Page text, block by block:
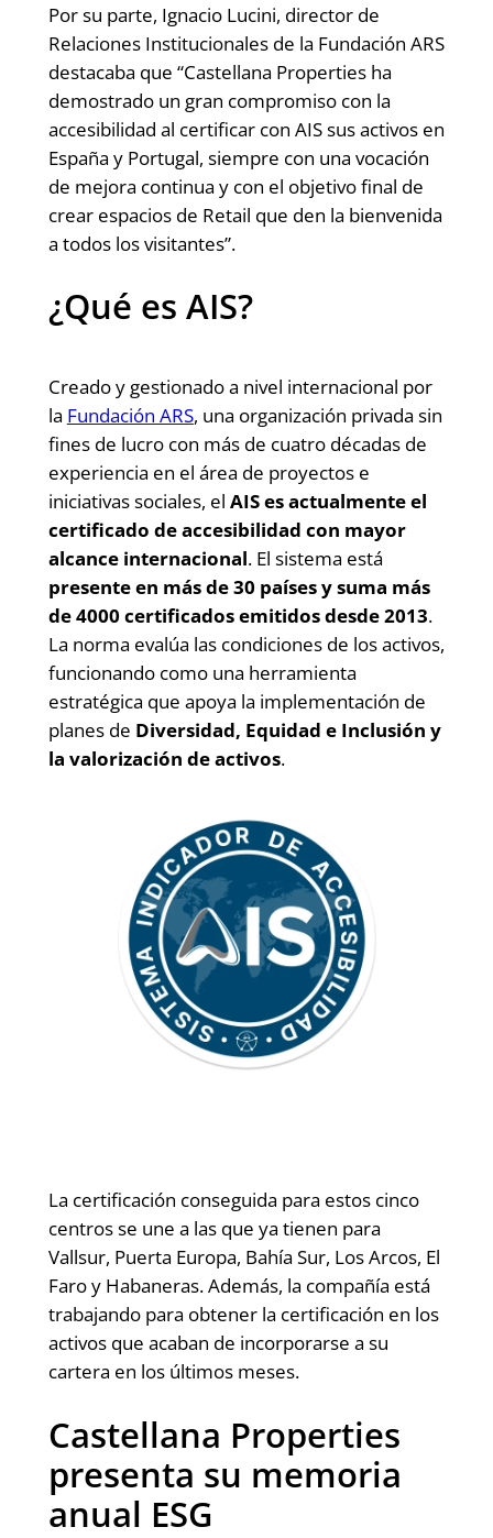
Por su parte, Ignacio Lucini, director de
Relaciones Institucionales de la Fundación ARS
destacaba que “Castellana Properties ha
demostrado un gran compromiso con la
accesibilidad al certificar con AIS sus activos en
España y Portugal, siempre con una vocación
de mejora continua y con el objetivo final de
crear espacios de Retail que den la bienvenida
a todos los visitantes”.
¿Qué es AIS?
Creado y gestionado a nivel internacional por
la Fundación ARS, una organización privada sin
fines de lucro con más de cuatro décadas de
experiencia en el área de proyectos e
iniciativas sociales, el AIS es actualmente el
certificado de accesibilidad con mayor
alcance internacional. El sistema está
presente en más de 30 países y suma más
de 4000 certificados emitidos desde 2013.
La norma evalúa las condiciones de los activos,
funcionando como una herramienta
estratégica que apoya la implementación de
planes de Diversidad, Equidad e Inclusión y
la valorización de activos.
La certificación conseguida para estos cinco
centros se une a las que ya tienen para
Vallsur, Puerta Europa, Bahía Sur, Los Arcos, El
Faro y Habaneras. Además, la compañía está
trabajando para obtener la certificación en los
activos que acaban de incorporarse a su
cartera en los últimos meses.
Castellana Properties
presenta su memoria
anual ESG